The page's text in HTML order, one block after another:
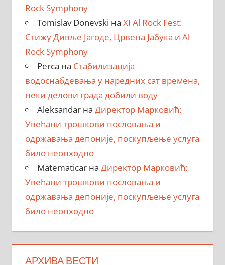
Rock Symphony
Tomislav Donevski на XI Al Rock Fest:
Стижу Дивље Јагоде, Црвена Јабука и Al
Rock Symphony
Perca на Стабилизација
водоснабдевања у наредних сат времена,
неки делови града добили воду
Aleksandarна Директор Марковић:
Увећани трошкови пословања и
одржавања депоније, поскупљење услуга
било неопходно
Matematicarна Директор Марковић:
Увећани трошкови пословања и
одржавања депоније, поскупљење услуга
било неопходно
АРХИВА ВЕСТИ